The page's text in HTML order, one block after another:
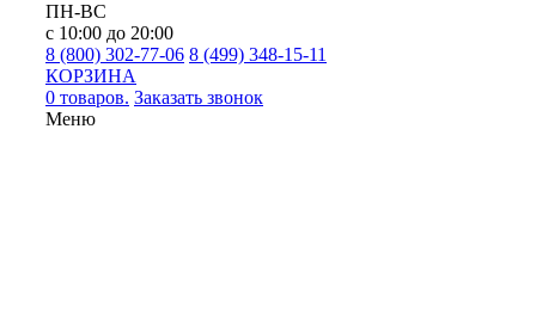
ПН-ВС
с 10:00 до 20:00
8 (800) 302-77-06 8 (499) 348-15-11
КОРЗИНА
0 товаров. Заказать звонок
Меню